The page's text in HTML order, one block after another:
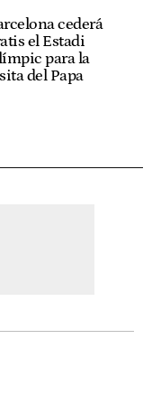
cederá
el Estadi
para la
del Papa